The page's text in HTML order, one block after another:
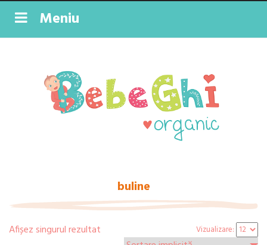
Meniu
buline
Afișez singurul rezultat Vizualizare: